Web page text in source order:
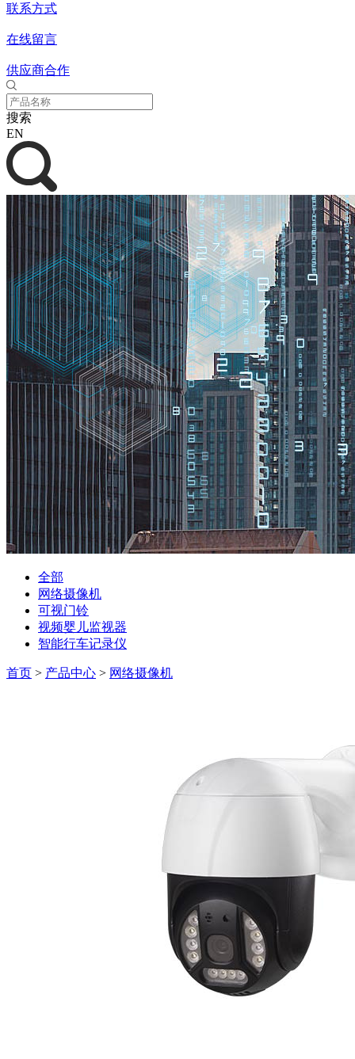
联系方式
在线留言
供应商合作
搜索
EN
全部
网络摄像机
可视门铃
视频婴儿监视器
智能行车记录仪
首页 > 产品中心 > 网络摄像机